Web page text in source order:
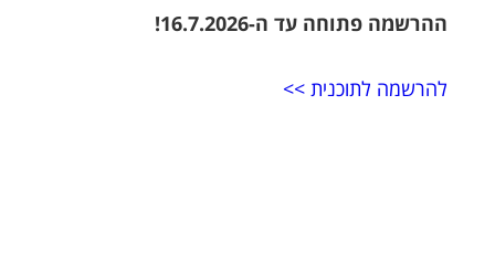
ההרשמה פתוחה עד ה-16.7.2026!
להרשמה לתוכנית >>